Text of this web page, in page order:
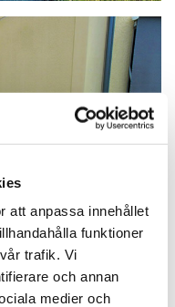
att anpassa innehållet
funktioner
trafik. Vi
och annan
medier och